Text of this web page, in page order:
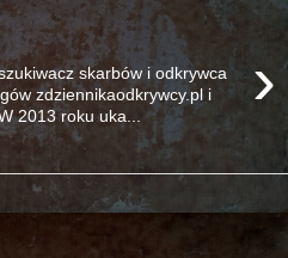
›
skarbów i odkrywca
zdziennikaodkrywcy.pl i
2013 roku uka...